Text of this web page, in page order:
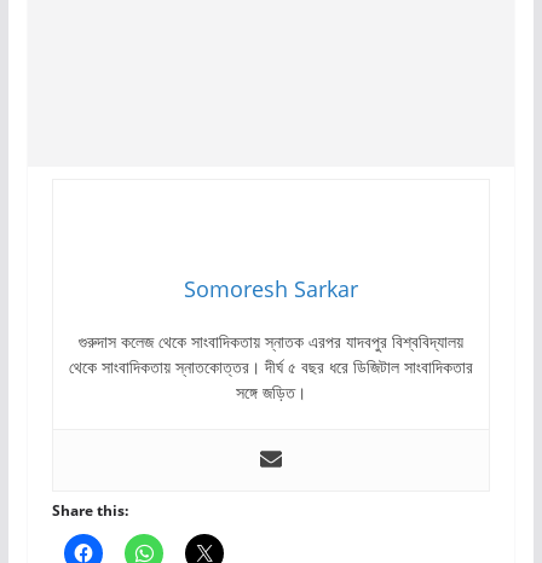
Somoresh Sarkar
গুরুদাস কলেজ থেকে সাংবাদিকতায় স্নাতক এরপর যাদবপুর বিশ্ববিদ্যালয়
থেকে সাংবাদিকতায় স্নাতকোত্তর। দীর্ঘ ৫ বছর ধরে ডিজিটাল সাংবাদিকতার
সঙ্গে জড়িত।
Share this: